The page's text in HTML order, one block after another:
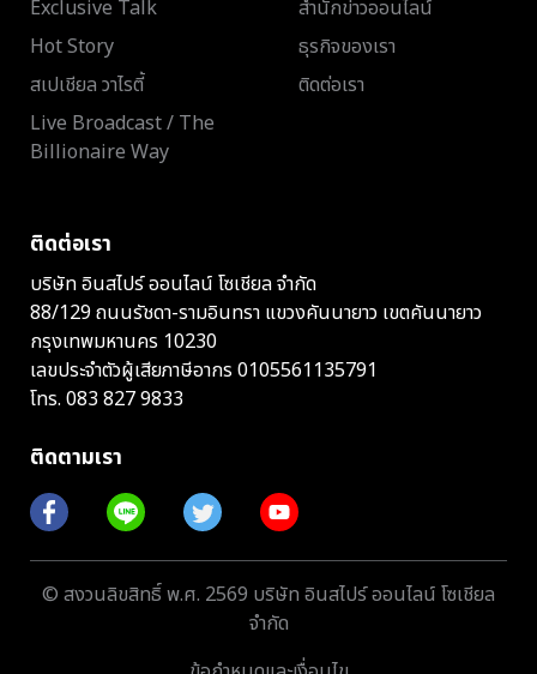
Exclusive Talk
Hot Story
สเปเชียล วาไรตี้
Live Broadcast / The
Billionaire Way
สำนักข่าวออนไลน์
ธุรกิจของเรา
ติดต่อเรา
ติดต่อเรา
บริษัท อินสไปร์ ออนไลน์ โซเชียล จำกัด
88/129 ถนนรัชดา-รามอินทรา แขวงคันนายาว เขตคันนายาว
กรุงเทพมหานคร 10230
เลขประจำตัวผู้เสียภาษีอากร 0105561135791
โทร. 083 827 9833
ติดตามเรา
© สงวนลิขสิทธิ์ พ.ศ. 2569 บริษัท อินสไปร์ ออนไลน์ โซเชียล
จำกัด